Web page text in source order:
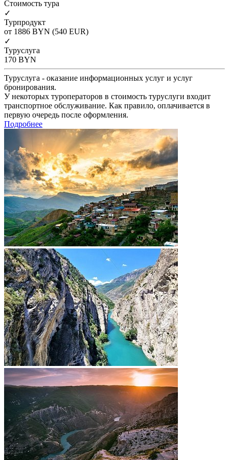
Cтоимость тура
✓
Турпродукт
от 1886 BYN (540 EUR)
✓
Туруслуга
170 BYN
Туруслуга - оказание информационных услуг и услуг
бронирования.
У некоторых туроператоров в стоимость туруслуги входит
транспортное обслуживание. Как правило, оплачивается в
первую очередь после оформления.
Подробнее